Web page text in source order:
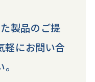
製品のご提
軽にお問い合